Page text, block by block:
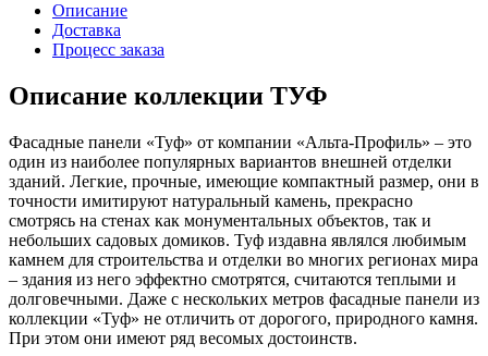
Описание
Доставка
Процесс заказа
Описание коллекции ТУФ
Фасадные панели «Туф» от компании «Альта-Профиль» – это
один из наиболее популярных вариантов внешней отделки
зданий. Легкие, прочные, имеющие компактный размер, они в
точности имитируют натуральный камень, прекрасно
смотрясь на стенах как монументальных объектов, так и
небольших садовых домиков. Туф издавна являлся любимым
камнем для строительства и отделки во многих регионах мира
– здания из него эффектно смотрятся, считаются теплыми и
долговечными. Даже с нескольких метров фасадные панели из
коллекции «Туф» не отличить от дорогого, природного камня.
При этом они имеют ряд весомых достоинств.